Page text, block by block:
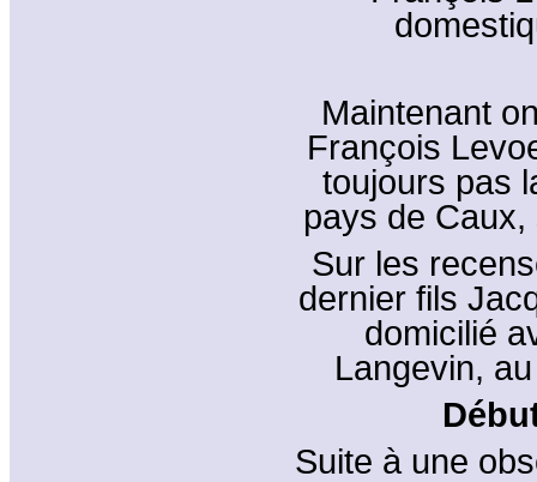
Maintenant
François
toujours pas
pays de Caux,
Sur les
dernier fils
domicilié
Langevin,
Suite à une